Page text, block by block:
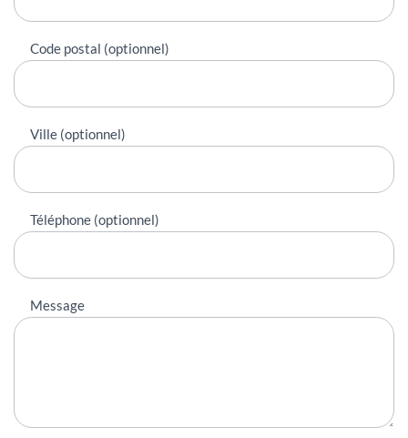
Code postal (optionnel)
Ville (optionnel)
Téléphone (optionnel)
Message